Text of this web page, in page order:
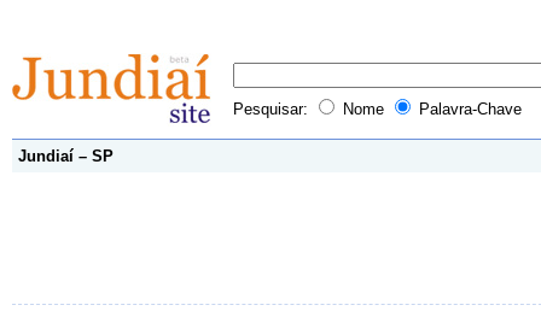
Pesquisar: Nome Palavra-Chave
Jundiaí – SP